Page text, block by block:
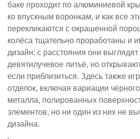
баке проходит по алюминиевой
ко впускным воронкам, и как все
перекликаются с окрашенной
колёса тщательно проработаны и
дизайн: с расстояния они
девятилучевое литьё, но
если приблизиться. Здесь также
отделок, включая вариации
металла, полированных
элементов, но ни один из них не
дизайна.